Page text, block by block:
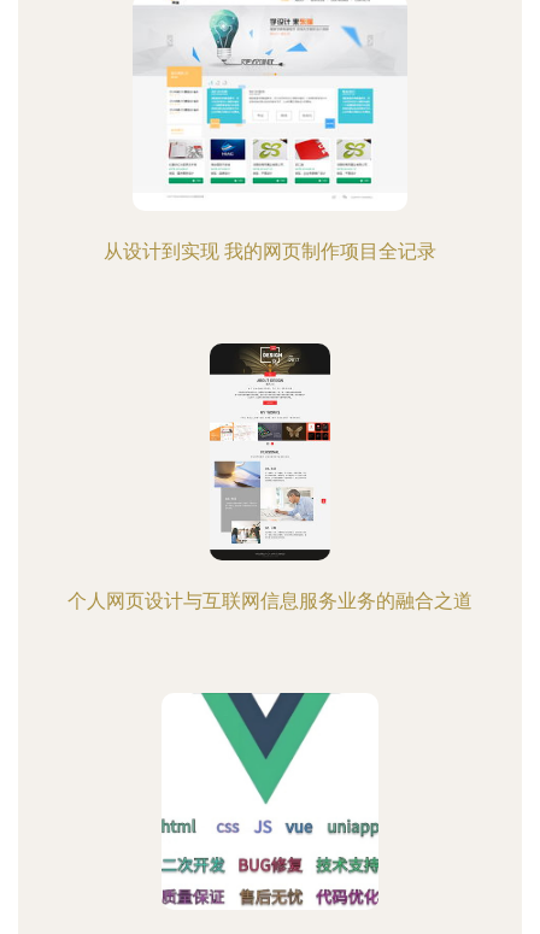
从设计到实现 我的网页制作项目全记录
个人网页设计与互联网信息服务业务的融合之道